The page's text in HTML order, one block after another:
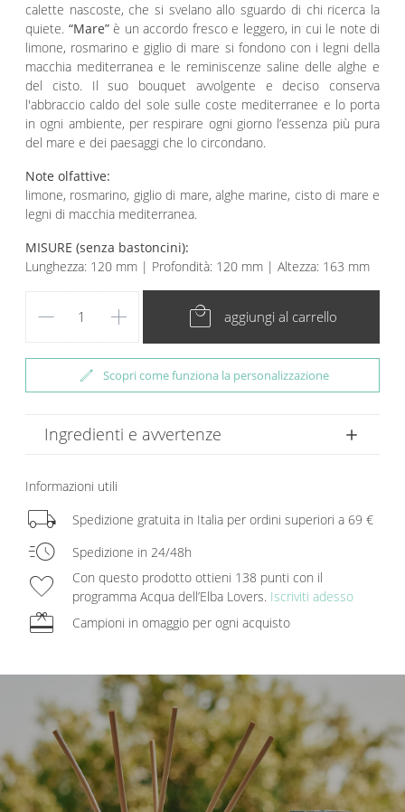
calette nascoste, che si svelano allo sguardo di chi ricerca la
quiete. “Mare”è un accordo fresco e leggero, in cui le note di
limone, rosmarino e giglio di mare si fondono con i legni della
macchia mediterranea e le reminiscenze saline delle alghe e
del cisto. Il suo bouquet avvolgente e deciso conserva
l'abbraccio caldo del sole sulle coste mediterranee e lo porta
in ogni ambiente, per respirare ogni giorno l’essenza più pura
del mare e dei paesaggi che lo circondano.
Note olfattive:
limone, rosmarino, giglio di mare, alghe marine, cisto di mare e
legni di macchia mediterranea.
MISURE (senza bastoncini):
Lunghezza: 120 mm | Profondità: 120 mm | Altezza: 163 mm
remove add local_mall aggiungi al carrello
edit Scopri come funziona la personalizzazione
Ingredienti e avvertenze
Informazioni utili
local_shipping Spedizione gratuita in Italia per ordini superiori a 69 €
acute Spedizione in 24/48h
favorite
Con questo prodotto ottieni 138 punti con il
programma Acqua dell’Elba Lovers. Iscriviti adesso
redeem Campioni in omaggio per ogni acquisto